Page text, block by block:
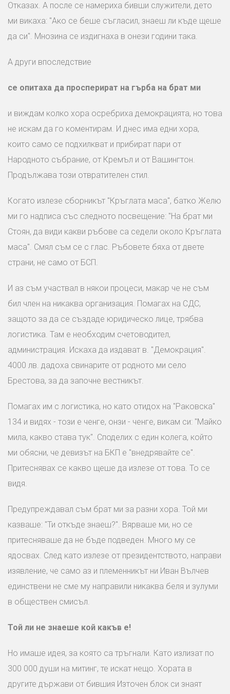
Отказах. А после се намериха бивши служители, дето
ми викаха: "Ако се беше съгласил, знаеш ли къде щеше
да си". Мнозина се издигнаха в онези години така.
А други впоследствие
се опитаха да просперират на гърба на брат ми
и виждам колко хора осребриха демокрацията, но това
не искам да го коментирам. И днес има едни хора,
които само се подхилкват и прибират пари от
Народното събрание, от Кремъл и от Вашингтон.
Продължава този отвратителен стил.
Когато излезе сборникът "Кръглата маса", батко Желю
ми го надписа със следното посвещение: "На брат ми
Стоян, да види какви ръбове са седели около Кръглата
маса". Смял съм се с глас. Ръбовете бяха от двете
страни, не само от БСП.
И аз съм участвал в някои процеси, макар че не съм
бил член на никаква организация. Помагах на СДС,
защото за да се създаде юридическо лице, трябва
логистика. Там е необходим счетоводител,
администрация. Искаха да издават в. "Демокрация".
4000 лв. дадоха свинарите от родното ми село
Брестова, за да започне вестникът.
Помагах им с логистика, но като отидох на "Раковска"
134 и видях - този е ченге, онзи - ченге, викам си: "Майко
мила, какво става тук". Споделих с един колега, който
ми обясни, че девизът на БКП е "внедрявайте се".
Притеснявах се какво щеше да излезе от това. То се
видя.
Предупреждавал съм брат ми за разни хора. Той ми
казваше: "Ти откъде знаеш?". Вярваше ми, но се
притесняваше да не бъде подведен. Много му се
ядосвах. След като излезе от президентството, направи
изявление, че само аз и племенникът ни Иван Вълчев
единствени не сме му направили никаква беля и зулуми
в обществен смисъл.
Той ли не знаеше кой какъв е!
Но имаше идея, за която са тръгнали. Като излизат по
300 000 души на митинг, те искат нещо. Хората в
другите държави от бившия Източен блок си знаят